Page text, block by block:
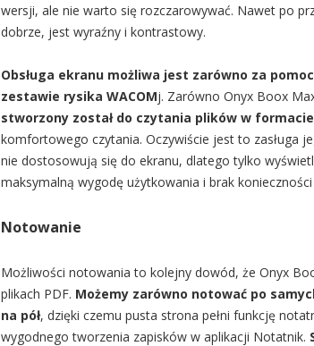
wersji, ale nie warto się rozczarowywać. Nawet po
dobrze, jest wyraźny i kontrastowy.
Obsługa ekranu możliwa jest zarówno za
zestawie rysika WACOMj. Zarówno Onyx Boox
stworzony został do czytania plików w formacie
komfortowego czytania. Oczywiście jest to zasługa
nie dostosowują się do ekranu, dlatego tylko
maksymalną wygodę użytkowania i brak
Notowanie
Możliwości notowania to kolejny dowód, że Onyx
plikach PDF. Możemy zarówno notować po
na pół, dzięki czemu pusta strona pełni funkcję
wygodnego tworzenia zapisków w aplikacji Notatnik.